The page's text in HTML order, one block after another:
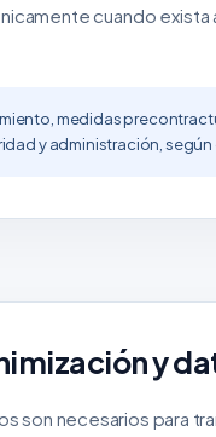
cuando
medidas
y administración, según
y
necesarios para